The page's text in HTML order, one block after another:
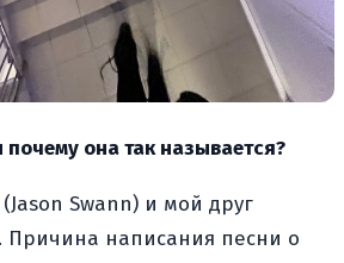
почему она так называется?
Swann) и мой друг
Причина написания песни о